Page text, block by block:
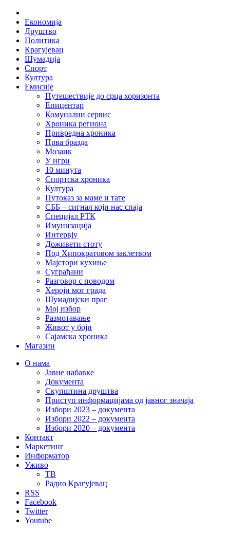
Skip
content
Економија
Друштво
Политика
Крагујевац
Шумадија
Спорт
Култура
Емисије
Путешествије до срца хоризонта
Епицентар
Комунални сервис
Хроника региона
Привредна хроника
Прва бразда
Мозаик
У игри
10 минута
Спортска хроника
Култура
Путоказ за маме и тате
СББ – сигнал који нас спаја
Специјал РТК
Имунизација
Интервју
Доживети стоту
Под Хипократовом заклетвом
Мајстори кухиње
Суграђани
Разговор с поводом
Хероји мог града
Шумадијски праг
Мој избор
Размотавање
Живот у боји
Сајамска хроника
Магазин
О нама
Јавне набавке
Документа
Скупштина друштва
Приступ информацијама од јавног значаја
Избори 2023 – документа
Избори 2022 – документа
Избори 2020 – документа
Контакт
Маркетинг
Информатор
Уживо
ТВ
Радио Крагујевац
RSS
Facebook
Twitter
Youtube